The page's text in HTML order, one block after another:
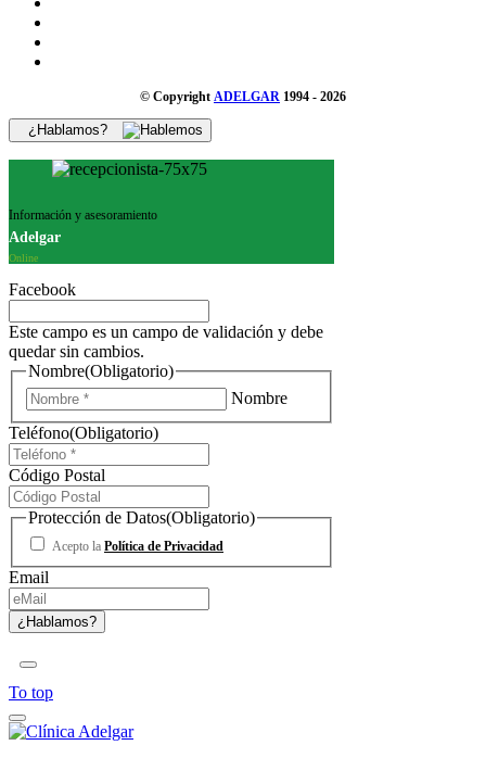
© Copyright ADELGAR 1994 - 2026
¿Hablamos?
Información y asesoramiento
Adelgar
Online
Facebook
Este campo es un campo de validación y debe
quedar sin cambios.
Nombre(Obligatorio)
Nombre
Teléfono(Obligatorio)
Código Postal
Protección de Datos(Obligatorio)
Acepto la Política de Privacidad
Email
To top